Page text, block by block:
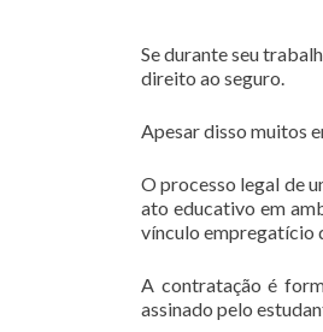
Se durante seu
direito ao seguro.
Apesar disso muitos
O processo legal de
ato educativo em
vínculo empregatício
A contratação é
assinado pelo